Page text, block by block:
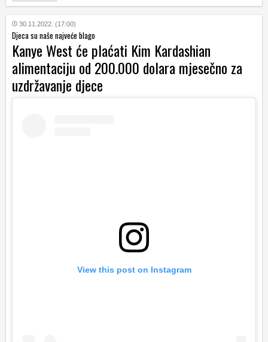
30.11.2022. (17:00)
Djeca su naše najveće blago
Kanye West će plaćati Kim Kardashian
alimentaciju od 200.000 dolara mjesečno za
uzdržavanje djece
View this post on Instagram